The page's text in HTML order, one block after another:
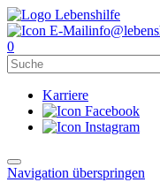
0
Karriere
Navigation überspringen